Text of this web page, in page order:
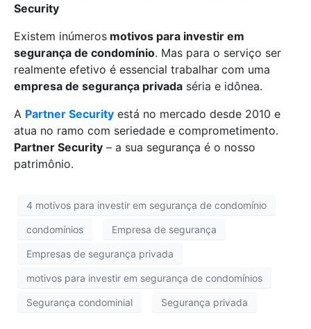
Security
Existem inúmeros motivos para investir em
segurança de condomínio. Mas para o serviço ser
realmente efetivo é essencial trabalhar com uma
empresa de segurança privada séria e idônea.
A Partner Security está no mercado desde 2010 e
atua no ramo com seriedade e comprometimento.
Partner Security – a sua segurança é o nosso
patrimônio.
4 motivos para investir em segurança de condomínio
condomínios Empresa de segurança
Empresas de segurança privada
motivos para investir em segurança de condomínios
Segurança condominial Segurança privada